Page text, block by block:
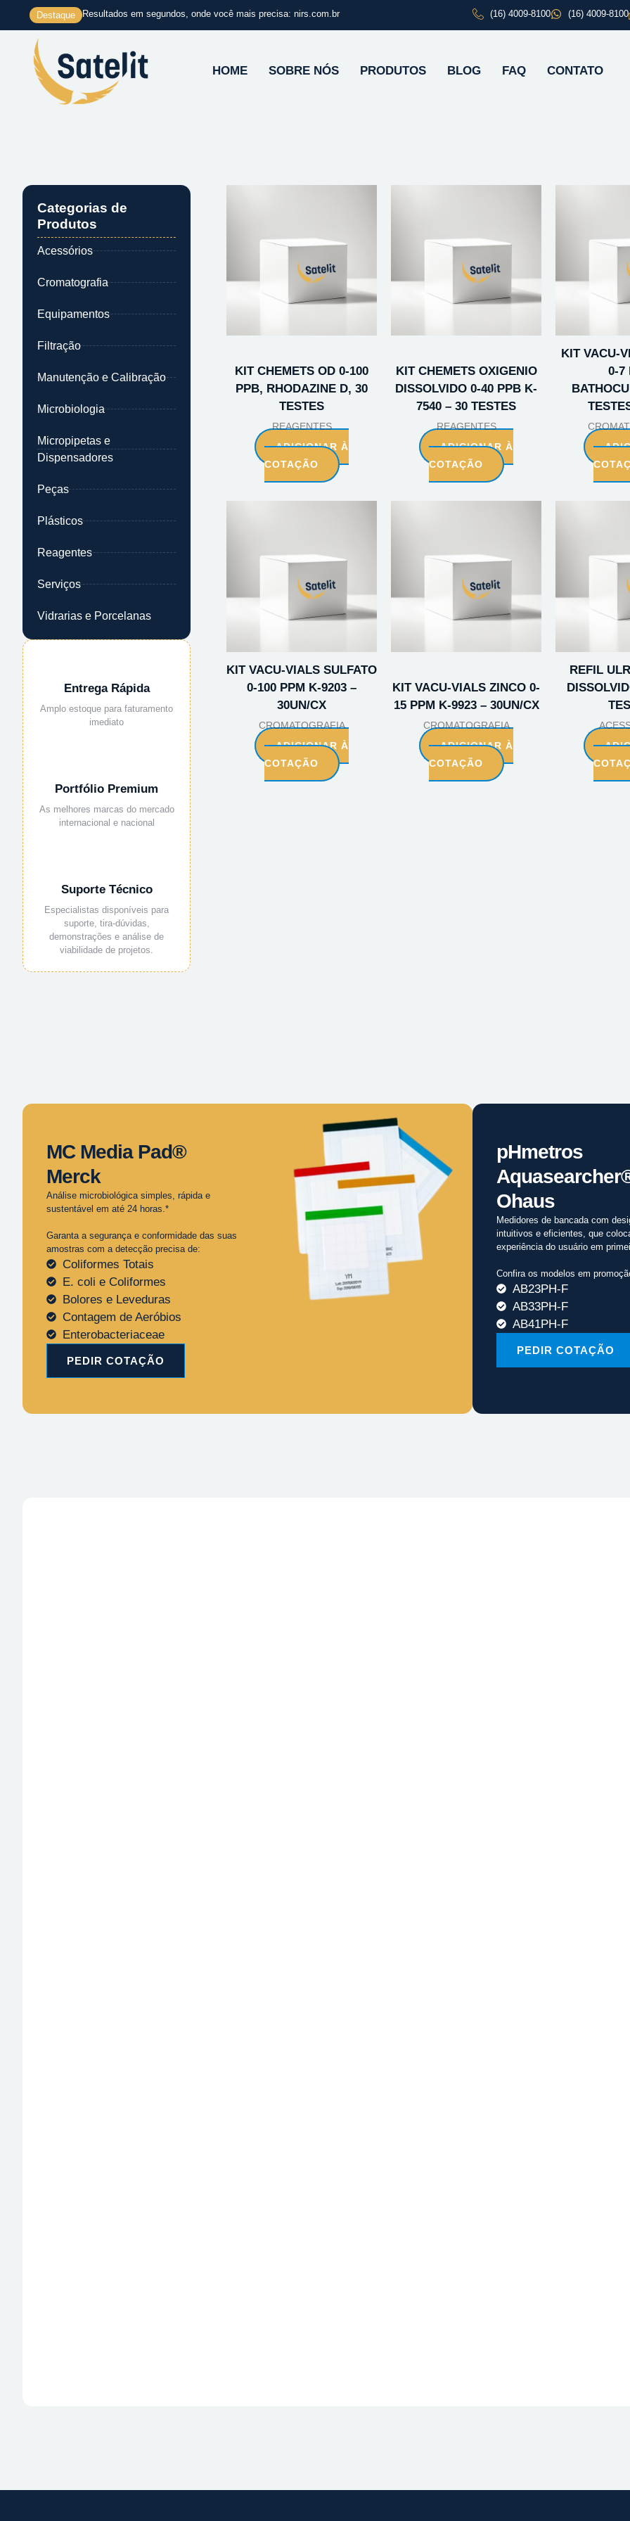
conteúdo
Destaque Resultados em segundos, onde você mais precisa: nirs.com.br (16) 4009-8100 (16) 4009-8100
HOME SOBRE NÓS PRODUTOS BLOG FAQ CONTATO
Categorias de
Produtos
Acessórios
Cromatografia
Equipamentos
Filtração
Manutenção e Calibração
Microbiologia
Micropipetas e
Dispensadores
Peças
Plásticos
Reagentes
Serviços
Vidrarias e Porcelanas
Entrega Rápida
Amplo estoque para faturamento
imediato
Portfólio Premium
As melhores marcas do mercado
internacional e nacional
Suporte Técnico
Especialistas disponíveis para
suporte, tira-dúvidas,
demonstrações e análise de
viabilidade de projetos.
KIT CHEMETS OD 0-100
PPB, RHODAZINE D, 30
TESTES
REAGENTES
ADICIONAR À
COTAÇÃO
KIT CHEMETS OXIGENIO
DISSOLVIDO 0-40 PPB K-
7540 – 30 TESTES
REAGENTES
ADICIONAR À
COTAÇÃO
KIT VACU-
0-7
KIT VACU-VIALS SULFATO
0-100 PPM K-9203 –
30UN/CX
CROMATOGRAFIA
ADICIONAR À
COTAÇÃO
KIT VACU-VIALS ZINCO 0-
15 PPM K-9923 – 30UN/CX
CROMATOGRAFIA
ADICIONAR À
COTAÇÃO
REFIL
MC Media Pad®
Merck
Análise microbiológica simples, rápida e
sustentável em até 24 horas.*
Garanta a segurança e conformidade das suas
amostras com a detecção precisa de:
Coliformes Totais
E. coli e Coliformes
Bolores e Leveduras
Contagem de Aeróbios
Enterobacteriaceae
PEDIR COTAÇÃO
pHmetros
Ohaus
Medidores de bancada com
intuitivos e eficientes, que
experiência do usuário em
Confira os modelos em
AB23PH-F
AB33PH-F
AB41PH-F
PEDIR COTAÇÃO